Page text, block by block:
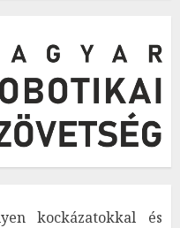
kockázatokkal és